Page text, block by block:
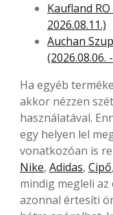
Kaufland
2026.08.11.)
Auchan
(2026.08.06.
Ha egyéb
akkor nézzen
használatával.
egy helyen lel
vonatkozóan is
Nike, Adidas, Cipő,
mindig megleli
azonnal értesíti